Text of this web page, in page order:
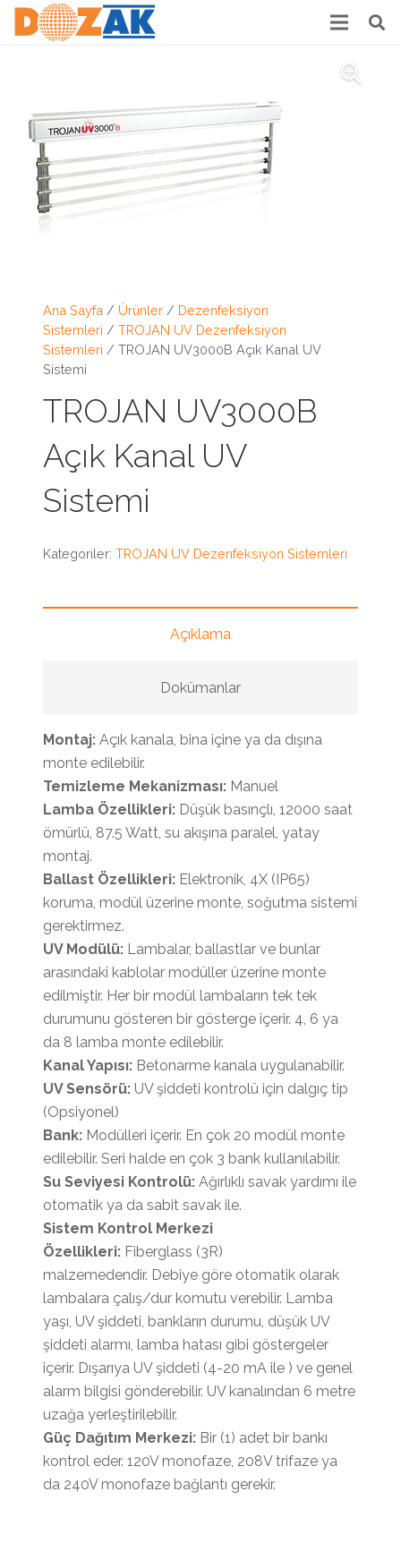
Ana Sayfa / Ürünler / Dezenfeksiyon
Sistemleri / TROJAN UV Dezenfeksiyon
Sistemleri / TROJAN UV3000B Açık Kanal UV
Sistemi
TROJAN UV3000B
Açık Kanal UV
Sistemi
Kategoriler: TROJAN UV Dezenfeksiyon Sistemleri
Açıklama
Dokümanlar
Montaj: Açık kanala, bina içine ya da dışına
monte edilebilir.
Temizleme Mekanizması: Manuel
Lamba Özellikleri: Düşük basınçlı, 12000 saat
ömürlü, 87.5 Watt, su akışına paralel, yatay
montaj.
Ballast Özellikleri: Elektronik, 4X (IP65)
koruma, modül üzerine monte, soğutma sistemi
gerektirmez.
UV Modülü: Lambalar, ballastlar ve bunlar
arasındaki kablolar modüller üzerine monte
edilmiştir. Her bir modül lambaların tek tek
durumunu gösteren bir gösterge içerir. 4, 6 ya
da 8 lamba monte edilebilir.
Kanal Yapısı: Betonarme kanala uygulanabilir.
UV Sensörü: UV şiddeti kontrolü için dalgıç tip
(Opsiyonel)
Bank: Modülleri içerir. En çok 20 modül monte
edilebilir. Seri halde en çok 3 bank kullanılabilir.
Su Seviyesi Kontrolü: Ağırlıklı savak yardımı ile
otomatik ya da sabit savak ile.
Sistem Kontrol Merkezi
Özellikleri: Fiberglass (3R)
malzemedendir. Debiye göre otomatik olarak
lambalara çalış/dur komutu verebilir. Lamba
yaşı, UV şiddeti, bankların durumu, düşük UV
şiddeti alarmı, lamba hatası gibi göstergeler
içerir. Dışarıya UV şiddeti (4-20 mA ile ) ve genel
alarm bilgisi gönderebilir. UV kanalından 6 metre
uzağa yerleştirilebilir.
Güç Dağıtım Merkezi: Bir (1) adet bir bankı
kontrol eder. 120V monofaze, 208V trifaze ya
da 240V monofaze bağlantı gerekir.